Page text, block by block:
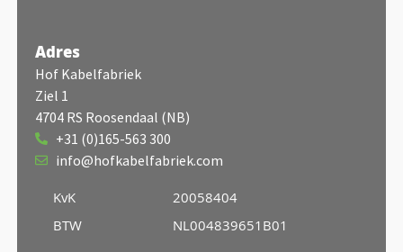
Adres
Hof Kabelfabriek
Ziel 1
4704 RS Roosendaal (NB)
+31 (0)165-563 300
info@hofkabelfabriek.com
KvK
BTW
20058404
NL004839651B01